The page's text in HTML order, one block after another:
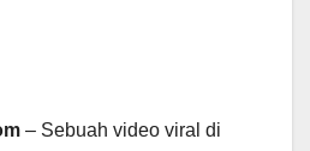
– Sebuah video viral di